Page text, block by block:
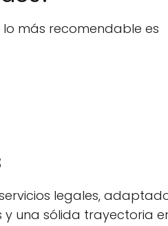
más recomendable es
legales,
una sólida trayectoria